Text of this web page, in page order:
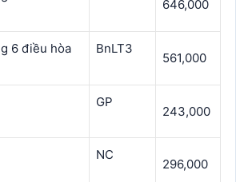
646,000
6 điều hòa
BnLT3
561,000
GP
243,000
NC
296,000